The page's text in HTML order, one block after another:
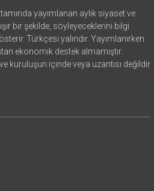
yayımlanan aylık siyaset ve
bir şekilde, söyleyeceklerini bilgi
Türkçesi yalındır. Yayımlanırken
ekonomik destek almamıştır.
kuruluşun içinde veya uzantısı değildir